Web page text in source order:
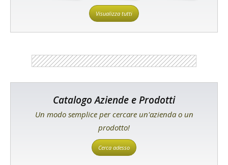
Visualizza tutti
Catalogo Aziende e Prodotti
Un modo semplice per cercare un'azienda o un
prodotto!
Cerca adesso